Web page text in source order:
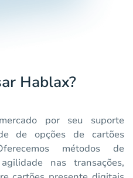
Hablax?
por seu suporte
de opções de cartões
métodos de
nas transações,